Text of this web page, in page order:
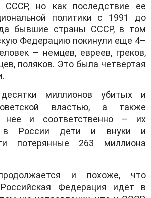
СССР, но как последствие ее
политики с 1991 до
бывшие страны СССР, в том
Федерацию покинули еще 4–
– немцев, евреев, греков,
поляков. Это была четвертая
миллионов убитых и
властью, а также
нее и соответственно – их
в России дети и внуки и
потерянные 263 миллиона
и похоже, что
Российская Федерация идёт в